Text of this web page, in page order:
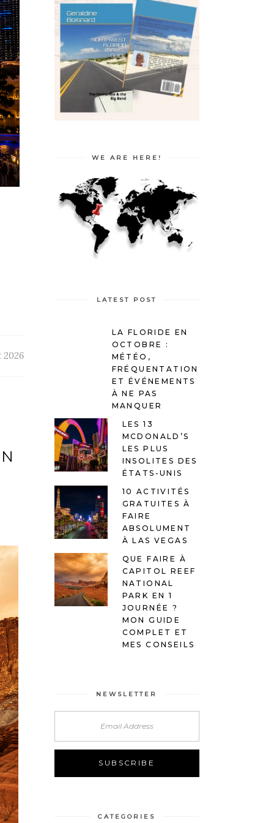
2026
WE ARE HERE!
LATEST POST
LA FLORIDE EN
OCTOBRE :
MÉTÉO,
FRÉQUENTATION
ET ÉVÉNEMENTS
À NE PAS
MANQUER
LES 13
MCDONALD’S
LES PLUS
INSOLITES DES
ÉTATS-UNIS
10 ACTIVITÉS
GRATUITES À
FAIRE
ABSOLUMENT
À LAS VEGAS
QUE FAIRE À
CAPITOL REEF
NATIONAL
PARK EN 1
JOURNÉE ?
MON GUIDE
COMPLET ET
MES CONSEILS
NEWSLETTER
CATEGORIES